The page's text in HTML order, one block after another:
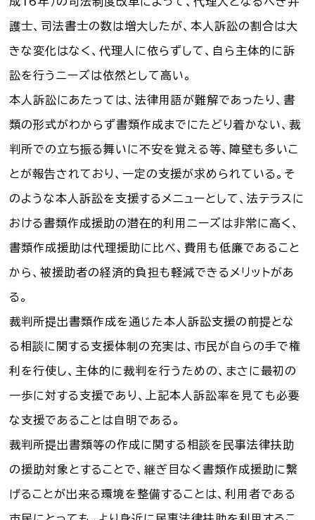
護士、司法書士の数は増大したが、本人訴訟の割合は大
きな変化はなく、代理人に依らずして、自ら主体的に訴
訟を行うニーズは依然として高い。
本人訴訟にあたっては、法律用語が難解であったり、書
類の形式がわからず書類作成までにたどり着かない、裁
判所での立ち振る舞いに不安を覚える等、障壁も多いこ
とが報告されており、一定の支援が求められている。そ
のような本人訴訟を支援するメニューとして、法テラスに
おける書類作成援助の潜在的利用ニーズは非常に高く、
書類作成援助は代理援助に比べ、費用も低廉であること
から、被援助者の経済的負担も軽減できるメリットがあ
る。
裁判所提出書類作成を通じた本人訴訟支援の前提とな
る相談に関する支援体制の充実は、市民が自らの手で権
利を行使し、主体的に裁判を行うための、まさに最初の
一歩に対する支援であり、上記本人訴訟率を見ても必要
な支援であることは自明である。
裁判所提出書類等の作成に関する相談を民事法律扶助
の援助対象とすることで、継ぎ目なく書類作成援助に繋
げることが出来る環境を整備することは、利用者である